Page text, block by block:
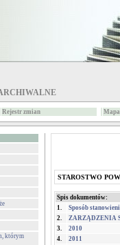
Rejestr zmian
którym
STAROSTWO
Spis dokumentów:
1.
Sposób
2.
ZARZĄDZENIA
3.
2010
4.
2011